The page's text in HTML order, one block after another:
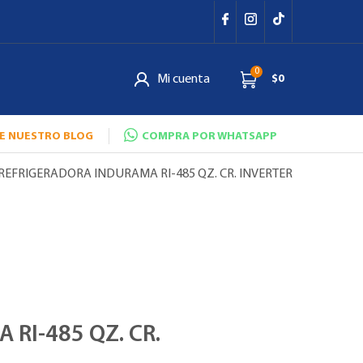
Mi cuenta
0
$0
NUESTRO BLOG COMPRA POR WHATSAPP
INDURAMA RI-485 QZ. CR. INVERTER
RI-485 QZ. CR.